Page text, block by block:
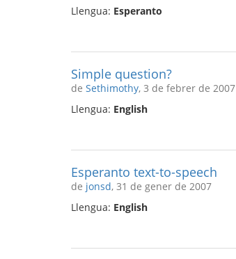
Llengua: Esperanto
Simple question?
de Sethimothy, 3 de febrer de 2007
Llengua: English
Esperanto text-to-speech
de jonsd, 31 de gener de 2007
Llengua: English